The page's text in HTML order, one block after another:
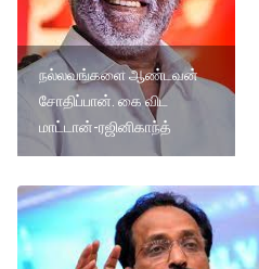
நல்லவங்களை ஆண்டவன்
சோதிப்பான். கை விட
மாட்டான்-ரஜினிகாந்த்